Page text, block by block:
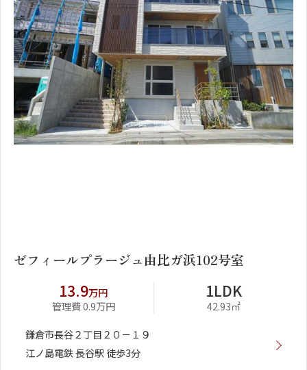
ゼフィールプラージュ由比ガ浜102号室
13.9万円
管理費 0.9万円
1LDK
42.93㎡
鎌倉市長谷２丁目２０－１９
江ノ島電鉄 長谷駅 徒歩3分